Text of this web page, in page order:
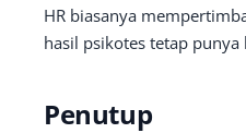
HR biasanya
hasil psikotes tetap punya
Penutup